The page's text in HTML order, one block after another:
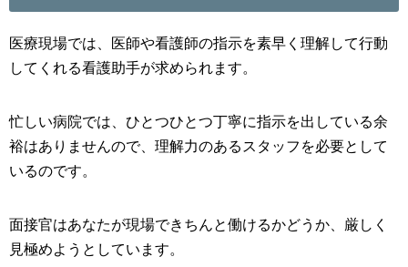
医療現場では、医師や看護師の指示を素早く理解して行動
してくれる看護助手が求められます。
忙しい病院では、ひとつひとつ丁寧に指示を出している余
裕はありませんので、理解力のあるスタッフを必要として
いるのです。
面接官はあなたが現場できちんと働けるかどうか、厳しく
見極めようとしています。